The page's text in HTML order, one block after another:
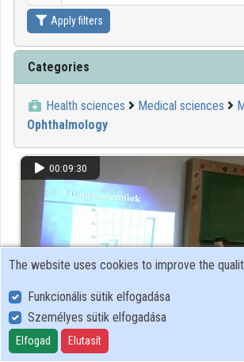
Contributors
Apply filters
Categories
Health sciences Medical sciences
Ophthalmology
00:09:30
Rövidlátás fiatal korban
The website uses cookies to improve the
Funkcionális sütik elfogadása
Személyes sütik elfogadása
Elfogad Elutasít